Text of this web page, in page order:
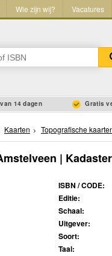
Wie zijn wij? Vacatures
14 dagen Gratis
Kaarten Topografische
| Kadaster
ISBN / CODE:
Editie:
Schaal:
Uitgever:
Soort:
Taal: